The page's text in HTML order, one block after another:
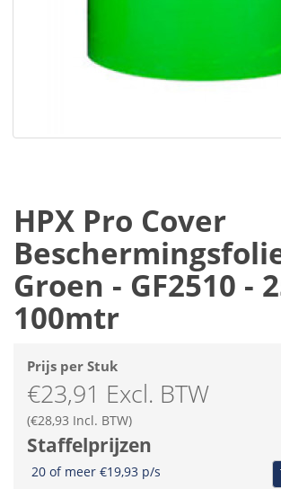
HPX Pro Cover
Groen - GF2510 -
100mtr
Prijs per Stuk
€23,91 Excl. BTW
(€28,93 Incl. BTW)
Staffelprijzen
20 of meer €19,93 p/s